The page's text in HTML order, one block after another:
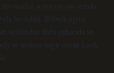
sonra oluşan sırttaki
hissedilir. Böbrek ağrısı
ağrısından daha yukarıda ve
ve nedene bağlı olarak kasık